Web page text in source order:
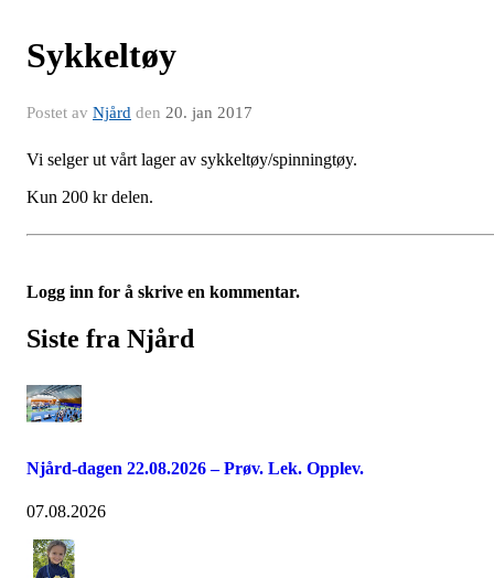
Sykkeltøy
Postet av Njård den 20. jan 2017
Vi selger ut vårt lager av sykkeltøy/spinningtøy.
Kun 200 kr delen.
Logg inn for å skrive en kommentar.
Siste fra Njård
Njård-dagen 22.08.2026 – Prøv. Lek. Opplev.
07.08.2026